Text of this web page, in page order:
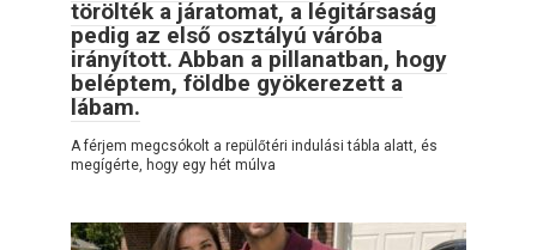
törölték a járatomat, a légitársaság
pedig az első osztályú váróba
irányított. Abban a pillanatban, hogy
beléptem, földbe gyökerezett a
lábam.
A férjem megcsókolt a repülőtéri indulási tábla alatt, és
megígérte, hogy egy hét múlva